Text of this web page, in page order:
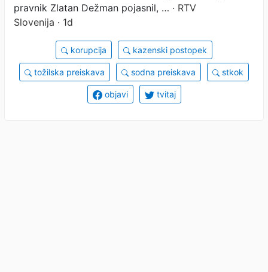
pravnik Zlatan Dežman pojasnil, … · RTV
Slovenija · 1d
korupcija kazenski postopek
tožilska preiskava sodna preiskava stkok
objavi tvitaj